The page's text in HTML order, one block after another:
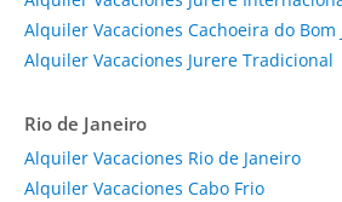
Alquiler Vacaciones Cachoeira do Bom
Alquiler Vacaciones Jurere Tradicional
Rio de Janeiro
Alquiler Vacaciones Rio de Janeiro
Alquiler Vacaciones Cabo Frio